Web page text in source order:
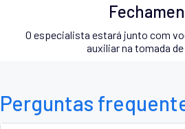
O especialista estará junto com
auxiliar na tomada
Perguntas